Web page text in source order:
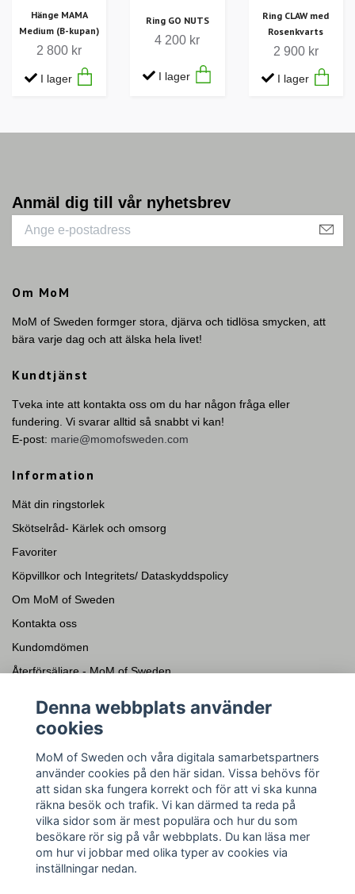
Hänge MAMA
Medium (B-kupan)
2 800 kr
I lager
Ring GO NUTS
4 200 kr
I lager
Ring CLAW med
Rosenkvarts
2 900 kr
I lager
Anmäl dig till vår nyhetsbrev
Om MoM
MoM of Sweden formger stora, djärva och tidlösa smycken, att
bära varje dag och att älska hela livet!
Kundtjänst
Tveka inte att kontakta oss om du har någon fråga eller
fundering. Vi svarar alltid så snabbt vi kan!
E-post: marie@momofsweden.com
Information
Mät din ringstorlek
Skötselråd- Kärlek och omsorg
Favoriter
Köpvillkor och Integritets/ Dataskyddspolicy
Om MoM of Sweden
Kontakta oss
Kundomdömen
Återförsäljare - MoM of Sweden
Sociala medier
Facebook
Instagram
YouTube
Pinterest
Denna webbplats använder
cookies
MoM of Sweden och våra digitala samarbetspartners
använder cookies på den här sidan. Vissa behövs för
att sidan ska fungera korrekt och för att vi ska kunna
räkna besök och trafik. Vi kan därmed ta reda på
vilka sidor som är mest populära och hur du som
besökare rör sig på vår webbplats. Du kan läsa mer
om hur vi jobbar med olika typer av cookies via
inställningar nedan.